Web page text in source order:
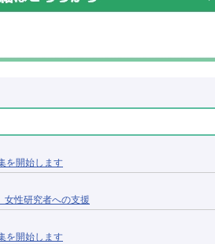
を開始します
性研究者への支援
を開始します